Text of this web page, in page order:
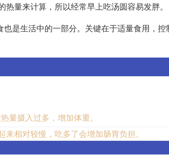
量来计算，所以经常早上吃汤圆容易发胖。
是生活中的一部分。关键在于适量食用，控
量摄入过多，增加体重。
相对较慢，吃多了会增加肠胃负担。